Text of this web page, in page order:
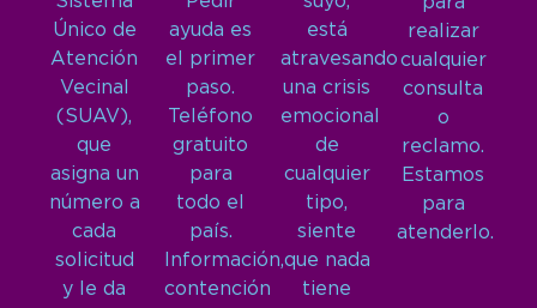
Único de
Atención
Vecinal
(SUAV),
que
asigna un
número a
cada
solicitud
y le da
ayuda es
el primer
paso.
Teléfono
gratuito
para
todo el
país.
Información,
contención
está
atravesando
una crisis
emocional
de
cualquier
tipo,
siente
que nada
tiene
realizar
cualquier
consulta
o
reclamo.
Estamos
para
atenderlo.